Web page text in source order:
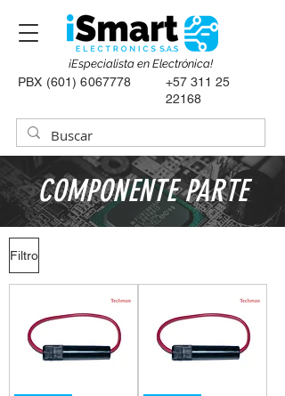
PBX (601) 6067778
+57 311 25
22168
¡Especialista en Electrónica!
COMPONENTE PARTE
Filtro